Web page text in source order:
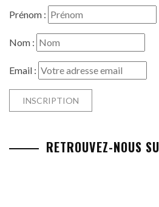
Prénom :
Nom :
Email :
RETROUVEZ-NOUS